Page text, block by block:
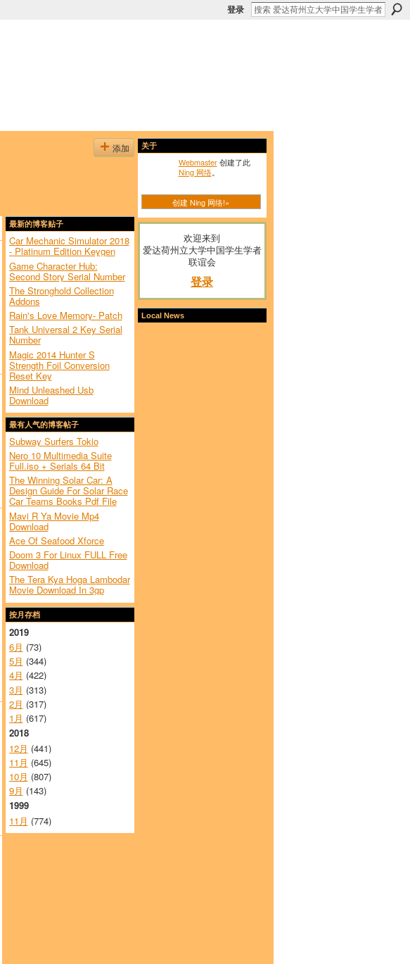
登录
添加
最新的博客贴子
Car Mechanic Simulator 2018
- Platinum Edition Keygen
Game Character Hub:
Second Story Serial Number
The Stronghold Collection
Addons
Rain's Love Memory- Patch
Tank Universal 2 Key Serial
Number
Magic 2014 Hunter S
Strength Foil Conversion
Reset Key
Mind Unleashed Usb
Download
最有人气的博客帖子
Subway Surfers Tokio
Nero 10 Multimedia Suite
Full.iso + Serials 64 Bit
The Winning Solar Car: A
Design Guide For Solar Race
Car Teams Books Pdf File
Mavi R Ya Movie Mp4
Download
Ace Of Seafood Xforce
Doom 3 For Linux FULL Free
Download
The Tera Kya Hoga Lambodar
Movie Download In 3gp
按月存档
2019
6月 (73)
5月 (344)
4月 (422)
3月 (313)
2月 (317)
1月 (617)
2018
12月 (441)
11月 (645)
10月 (807)
9月 (143)
1999
11月 (774)
关于
Webmaster创建了此
Ning 网络。
创建 Ning 网络!»
欢迎来到
爱达荷州立大学中国学生学者
联谊会
登录
Local News